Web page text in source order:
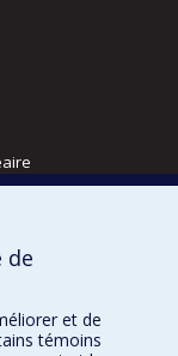
de
et de
témoins